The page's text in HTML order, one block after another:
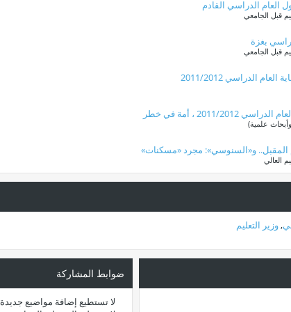
قبل الجامعي
بغزة
قبل الجامعي
الدراسي 2011/2012
2012 ، أمة في خطر
علمية)
المقبل.. و«السنوسي»: مجرد «مسكنات»
العالي
,وزير التعليم
ضوابط المشاركة
لا تستطيع إضافة مواضيع جديدة